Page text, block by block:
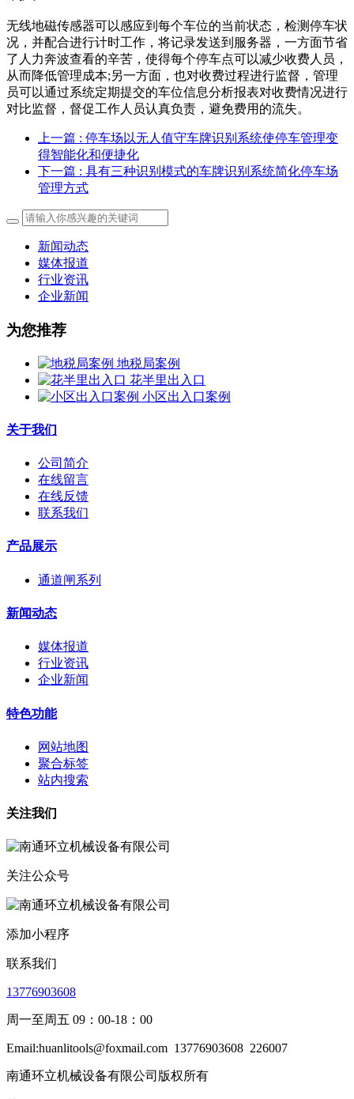
无线地磁传感器可以感应到每个车位的当前状态，检测停车状
况，并配合进行计时工作，将记录发送到服务器，一方面节省
了人力奔波查看的辛苦，使得每个停车点可以减少收费人员，
从而降低管理成本;另一方面，也对收费过程进行监督，管理
员可以通过系统定期提交的车位信息分析报表对收费情况进行
对比监督，督促工作人员认真负责，避免费用的流失。
上一篇 : 停车场以无人值守车牌识别系统使停车管理变
得智能化和便捷化
下一篇 : 具有三种识别模式的车牌识别系统简化停车场
管理方式
新闻动态
媒体报道
行业资讯
企业新闻
为您推荐
地税局案例
花半里出入口
小区出入口案例
关于我们
公司简介
在线留言
在线反馈
联系我们
产品展示
通道闸系列
新闻动态
媒体报道
行业资讯
企业新闻
特色功能
网站地图
聚合标签
站内搜索
关注我们
关注公众号
添加小程序
联系我们
13776903608
周一至周五 09：00-18：00
Email:huanlitools@foxmail.com 13776903608 226007
南通环立机械设备有限公司版权所有